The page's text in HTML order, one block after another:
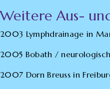
Weitere Aus-
2003 Lymphdrainage in
2005 Bobath /
2007 Dorn Breuss in